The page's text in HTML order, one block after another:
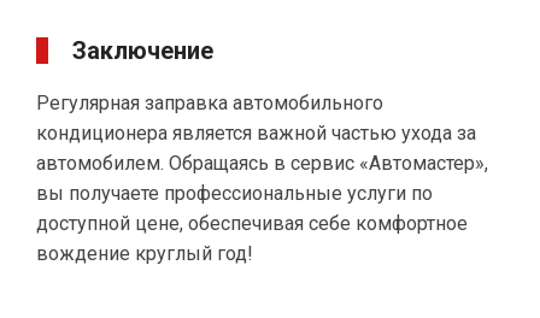
Заключение
Регулярная заправка автомобильного
кондиционера является важной частью ухода за
автомобилем. Обращаясь в сервис «Автомастер»,
вы получаете профессиональные услуги по
доступной цене, обеспечивая себе комфортное
вождение круглый год!